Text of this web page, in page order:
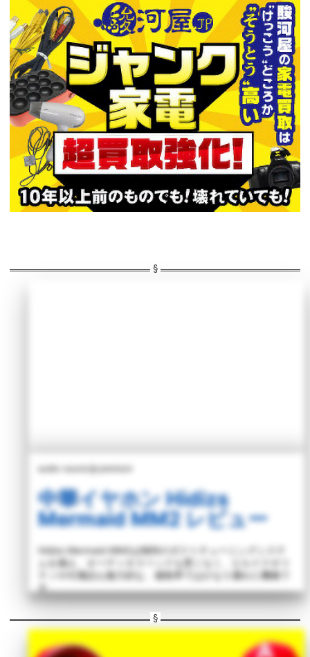
audio-sound @ premium
中華イヤホン Hidizs
Mermaid MM2 レビュー
Hidizs Mermaid MM2は独特のダクトチューニングシステ
ムを備え、オーディオスペックも悪くなく、ビルドクオリ
ティや付属品も魅力的な、価格帯ではかなり優れた機種で
す。
詳しく読む >